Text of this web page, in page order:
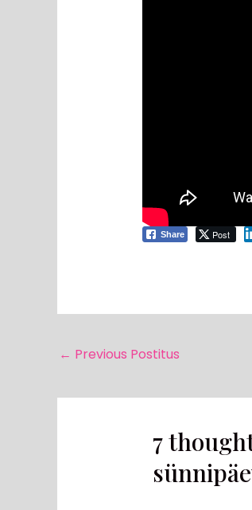
Share Post
← Previous Postitus
7